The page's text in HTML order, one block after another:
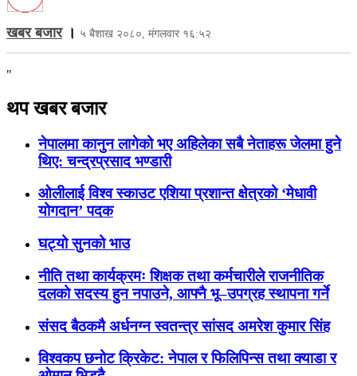
खबर बजार। ५ बैशाख २०८०, मंगलवार १६:५२
"
थप खबर बजार
नेपालमा कानुन लागेको भए अहिलेका सबै नेताहरू जेलमा हुने
थिए: चन्द्रप्रसाद भण्डारी
ओलीलाई विश्व स्काउट एशिया प्रशान्त क्षेत्रको ‘मेधावी
योगदान’ पदक
घट्यो सुनको भाउ
नीति तथा कार्यक्रमः शिक्षक तथा कर्मचारीले राजनीतिक
दलको सदस्य हुन नपाउने, आफ्नै भू–उपग्रह स्थापना गर्ने
संसद बैठकमै अर्धनग्न स्वतन्त्र सांसद अमरेश कुमार सिंह
विश्वकप छनोट क्रिकेट: नेपाल र फिलिपिन्स तथा क्याडा र